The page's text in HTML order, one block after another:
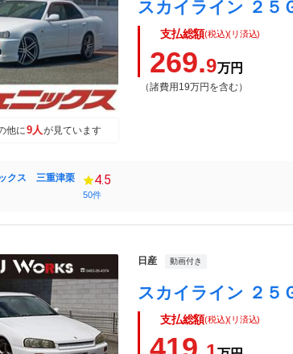
他に9人 が見ています
支払総額(税込)(リ済込)
269.9万円
（諸費用19万円を含む）
ックス 三重津栗
4.5
50件
日産 動画付き
支払総額(税込)(リ済込)